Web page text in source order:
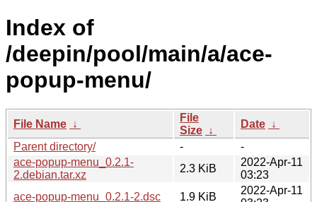
Index of
/deepin/pool/main/a/ace-
popup-menu/
File Name ↓
File
Size ↓
Date ↓
Parent directory/
-
-
ace-popup-menu_0.2.1-
2.debian.tar.xz
2.3 KiB
2022-Apr-11
03:23
ace-popup-menu_0.2.1-2.dsc
1.9 KiB
2022-Apr-11